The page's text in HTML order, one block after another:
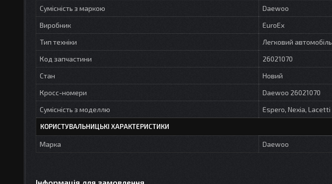
Сумісність з маркою
Daewoo
Виробник
EuroEx
Тип техніки
Легковий автомобіль
Код запчастини
26021070
Стан
Новий
Кросс-номери
Daewoo 26021070
Сумісність з моделлю
Espero, Nexia, Lacetti
КОРИСТУВАЛЬНИЦЬКІ ХАРАКТЕРИСТИКИ
Марка Daewoo
Інформація для замовлення